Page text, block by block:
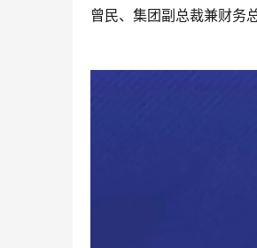
曾民、集团副总裁兼财务